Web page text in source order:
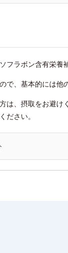
フラボン含有栄
で、基本的には他
、摂取をお避け
ださい。